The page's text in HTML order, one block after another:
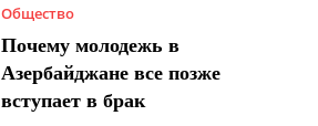
Общество
Почему молодежь в
Азербайджане все позже
вступает в брак